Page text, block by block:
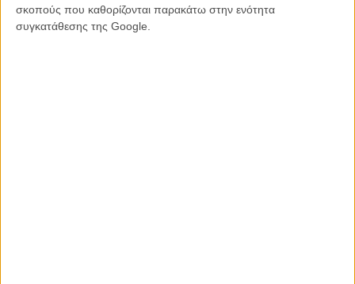
σκοπούς που καθορίζονται παρακάτω στην ενότητα
συγκατάθεσης της Google.
«Ναι, η τέχνη του ήρωα τον βοηθάει να αντιμετωπίσει την οργή του
θανάτου. Η τέχνη είναι πάντα ψυχαναλυτική. Κι εγώ μπορεί να